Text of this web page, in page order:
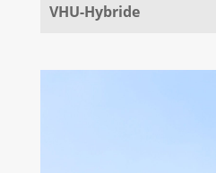
VHU-Hybride